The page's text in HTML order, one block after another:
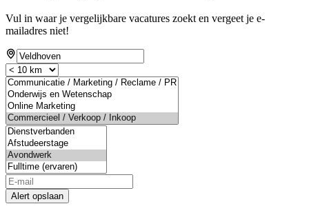
Vul in waar je vergelijkbare vacatures zoekt en vergeet je e-
mailadres niet!
Alert opslaan